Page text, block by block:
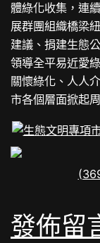
體綠化收集，連
展群團組織橋梁
建議、捐建生態
領導全平易近愛
關懷綠化、人人
市各個層面掀起
發佈留